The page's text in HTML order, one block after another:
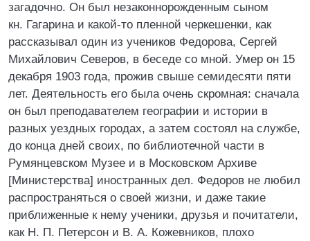
загадочно. Он был незаконнорожденным сыном
кн. Гагарина и какой-то пленной черкешенки, как
рассказывал один из учеников Федорова, Сергей
Михайлович Северов, в беседе со мной. Умер он 15
декабря 1903 года, прожив свыше семидесяти пяти
лет. Деятельность его была очень скромная: сначала
он был преподавателем географии и истории в
разных уездных городах, а затем состоял на службе,
до конца дней своих, по библиотечной части в
Румянцевском Музее и в Московском Архиве
[Министерства] иностранных дел. Федоров не любил
распространяться о своей жизни, и даже такие
приближенные к нему ученики, друзья и почитатели,
как Н. П. Петерсон и В. А. Кожевников, плохо